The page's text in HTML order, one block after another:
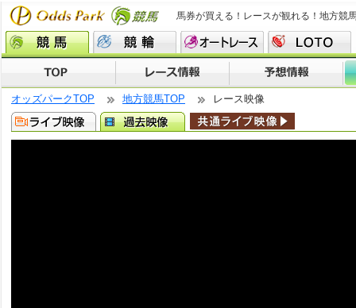
馬券が買える！レースが観れる！地方競
オッズパークTOP 地方競馬TOP レース映像